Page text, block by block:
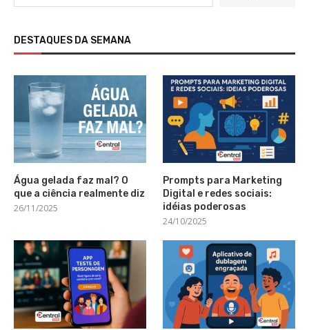
DESTAQUES DA SEMANA
Água gelada faz mal? O
que a ciência realmente diz
26/11/2025
Prompts para Marketing
Digital e redes sociais:
idéias poderosas
24/10/2025